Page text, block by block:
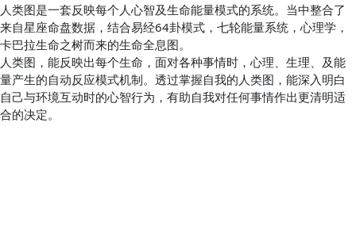
人类图是一套反映每个人心智及生命能量模式的系统。当中整合了
来自星座命盘数据，结合易经64卦模式，七轮能量系统，心理学，
卡巴拉生命之树而来的生命全息图。
人类图，能反映出每个生命，面对各种事情时，心理、生理、及能
量产生的自动反应模式机制。透过掌握自我的人类图，能深入明白
自己与环境互动时的心智行为，有助自我对任何事情作出更清明适
合的决定。